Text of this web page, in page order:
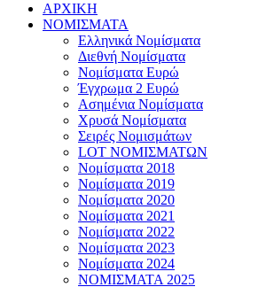
ΑΡΧΙΚΗ
ΝΟΜΙΣΜΑΤΑ
Ελληνικά Νομίσματα
Διεθνή Νομίσματα
Νομίσματα Ευρώ
Έγχρωμα 2 Ευρώ
Ασημένια Νομίσματα
Χρυσά Νομίσματα
Σειρές Νομισμάτων
LOT ΝΟΜΙΣΜΑΤΩΝ
Νομίσματα 2018
Νομίσματα 2019
Νομίσματα 2020
Νομίσματα 2021
Νομίσματα 2022
Νομίσματα 2023
Νομίσματα 2024
ΝΟΜΙΣΜΑΤΑ 2025